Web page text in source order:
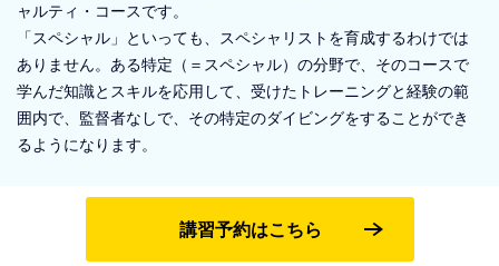
ャルティ・コースです。
「スペシャル」といっても、スペシャリストを育成するわけでは
ありません。ある特定（＝スペシャル）の分野で、そのコースで
学んだ知識とスキルを応用して、受けたトレーニングと経験の範
囲内で、監督者なしで、その特定のダイビングをすることができ
るようになります。
講習予約はこちら